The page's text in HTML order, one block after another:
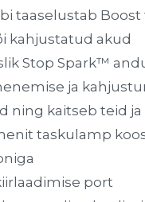
taaselustab Boost
kahjustatud akud
Stop Spark™
ja
ning kaitseb teid ja
taskulamp koos
port